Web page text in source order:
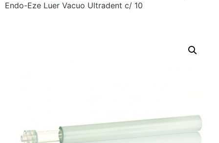
Endo-Eze Luer Vacuo Ultradent c/ 10